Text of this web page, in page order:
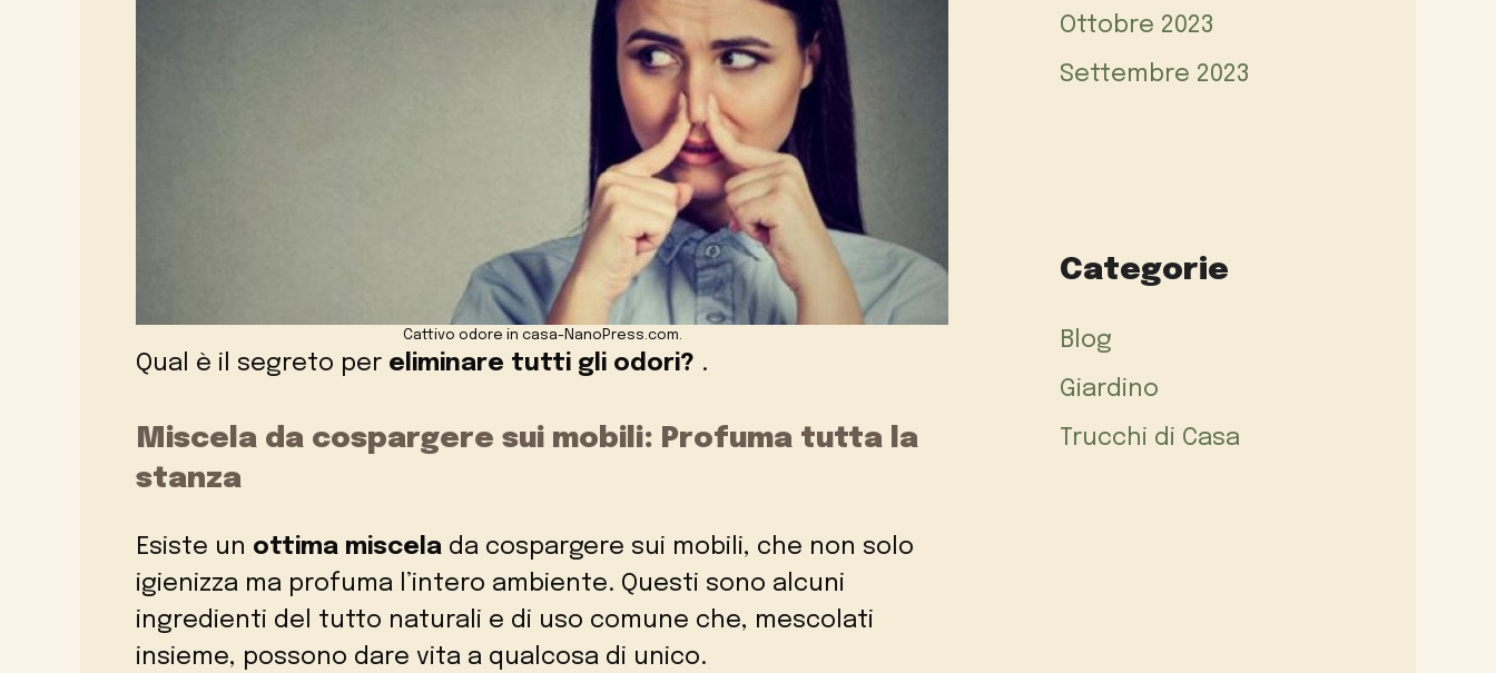
Cattivo odore in casa-NanoPress.com.
Qual è il segreto per eliminare tutti gli odori? .
Miscela da cospargere sui mobili: Profuma tutta la
stanza
Esiste un ottima miscela da cospargere sui mobili, che non solo
igienizza ma profuma l’intero ambiente. Questi sono alcuni
ingredienti del tutto naturali e di uso comune che, mescolati
insieme, possono dare vita a qualcosa di unico.
Ottobre 2023
Settembre 2023
Categorie
Blog
Giardino
Trucchi di Casa